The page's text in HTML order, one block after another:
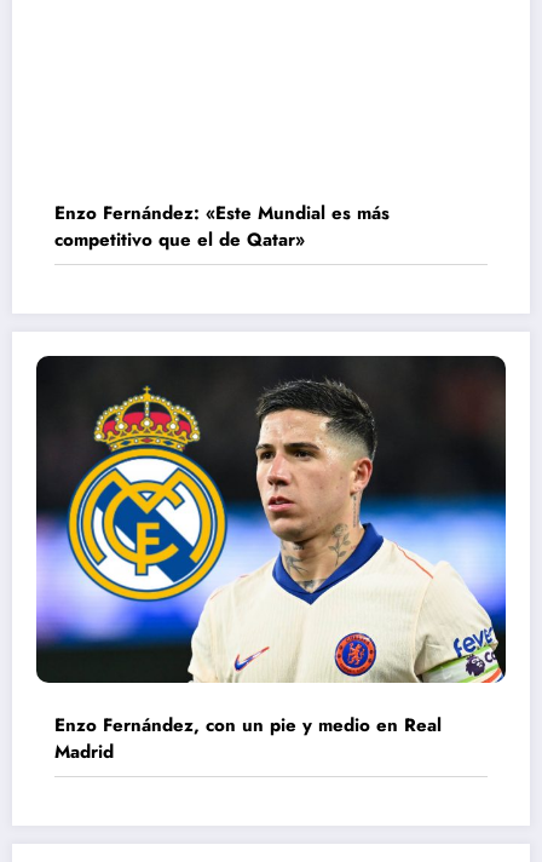
Enzo Fernández: «Este Mundial es más
competitivo que el de Qatar»
Enzo Fernández, con un pie y medio en Real
Madrid